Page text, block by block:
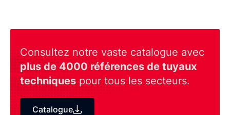
Consultez notre vaste catalogue avec
plus de 4000 références de tuyaux
techniques pour tous les secteurs.
Catalogue